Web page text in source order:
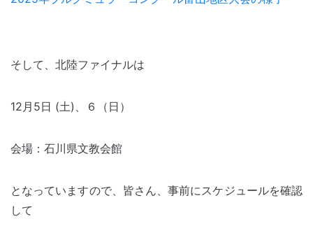
そして、北陸ファイナルは
12月5日 (土)、６（日）
会場：石川県文教会館
となっていますので、皆さん、事前にスケジュールを確認
して